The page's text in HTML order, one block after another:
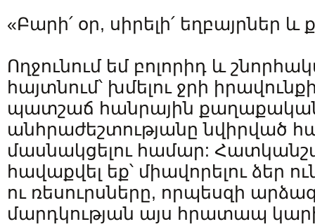
«Բարի՛ օր, սիրելի՛ եղբայրներ և
Ողջունում եմ բոլորիդ և
հայտնում՝ խմելու ջրի
պատշաճ հանրային
անհրաժեշտությանը նվիրված
մասնակցելու համար:
հավաքվել եք՝ միավորելու ձեր
ու ռեսուրսները, որպեսզի
մարդկության այս հրատապ